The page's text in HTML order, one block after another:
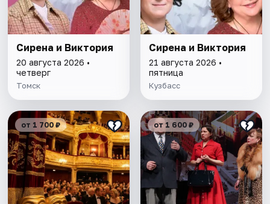
Сирена и Виктория
20 августа 2026 •
четверг
Томск
Сирена и Виктория
21 августа 2026 •
пятница
Кузбасс
от 1 700 ₽ от 1 600 ₽